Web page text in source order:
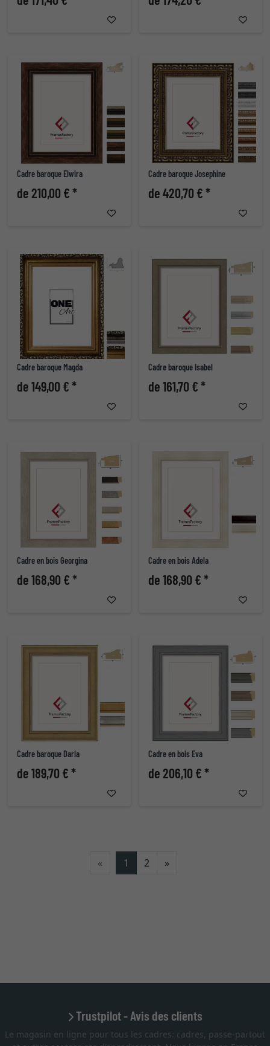
Cadre baroque Elwira
de 210,00 € *
Cadre baroque Josephine
de 420,70 € *
Cadre baroque Magda
de 149,00 € *
Cadre baroque Isabel
de 161,70 € *
Cadre en bois Georgina
de 168,90 € *
Cadre en bois Adela
de 168,90 € *
Cadre baroque Daria
de 189,70 € *
Cadre en bois Eva
de 206,10 € *
« 1 2 »Continuer
Trustpilot - Avis des clients
Le magasin en ligne pour tous les cadres: cadres, passe-partout